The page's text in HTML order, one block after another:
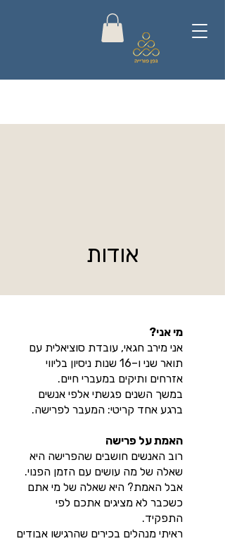
אודות
מי אני?
אני מירב חגאי, עובדת סוציאלית עם
תואר שני ו–16 שנות ניסיון בליווי
אזרחים ותיקים במעברי חיים.
במשך השנים פגשתי אלפי אנשים
ברגע אחד קריטי: המעבר לפרישה.
האמת על פרישה
רוב האנשים חושבים שהפרישה היא
שאלה של מה עושים עם הזמן הפנוי.
אבל האמת? היא שאלה של מי אתם
כשכבר לא מציגים אתכם לפי
התפקיד.
ראיתי מנהלים בכירים שהרגישו אבודים